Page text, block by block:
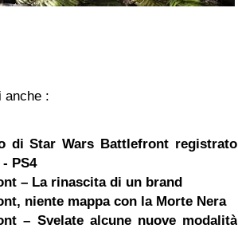
anche :
di Star Wars Battlefront registrato
PS4
– La rinascita di un brand
niente mappa con la Morte Nera
– Svelate alcune nuove modalità